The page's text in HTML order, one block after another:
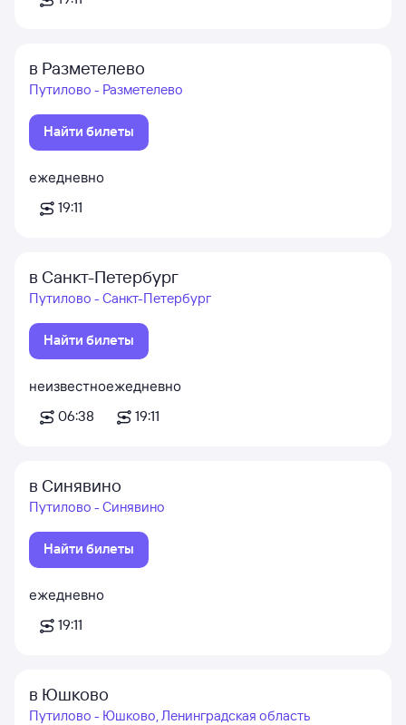
в Разметелево
Путилово - Разметелево
Найти билеты
ежедневно
19:11
в Санкт-Петербург
Путилово - Санкт-Петербург
Найти билеты
неизвестно
06:38
ежедневно
19:11
в Синявино
Путилово - Синявино
Найти билеты
ежедневно
19:11
в Юшково
Путилово - Юшково, Ленинградская область